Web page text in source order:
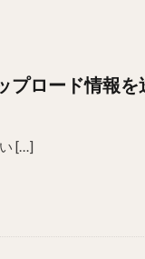
プロード情報
[…]